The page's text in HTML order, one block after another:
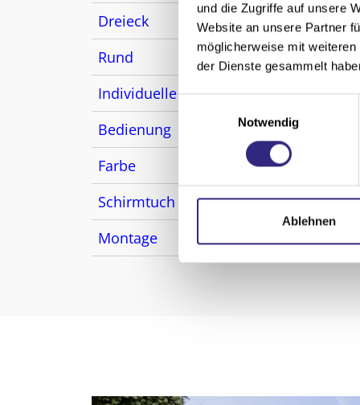
und die Zugriffe auf unsere
Website an unsere Partner
möglicherweise mit
der Dienste gesammelt
i
l
g
Notwendig
Ablehnen
Dreieck
max.
Rund
Individuelle Formen
auf
Bedienung
Farbe
Schirmtuch
über
Montage